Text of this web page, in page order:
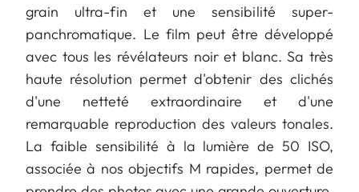
grain ultra-fin et une sensibilité super-
panchromatique. Le film peut être développé
avec tous les révélateurs noir et blanc. Sa très
haute résolution permet d'obtenir des clichés
d'une netteté extraordinaire et d'une
remarquable reproduction des valeurs tonales.
La faible sensibilité à la lumière de 50 ISO,
associée à nos objectifs M rapides, permet de